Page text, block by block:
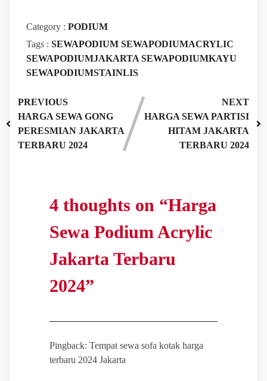
Category : PODIUM
Tags : SEWAPODIUM SEWAPODIUMACRYLIC
SEWAPODIUMJAKARTA SEWAPODIUMKAYU
SEWAPODIUMSTAINLIS
PREVIOUS
HARGA SEWA GONG
PERESMIAN JAKARTA
TERBARU 2024
NEXT
HARGA SEWA PARTISI
HITAM JAKARTA
TERBARU 2024
4 thoughts on “Harga
Sewa Podium Acrylic
Jakarta Terbaru
2024”
Pingback: Tempat sewa sofa kotak harga
terbaru 2024 Jakarta